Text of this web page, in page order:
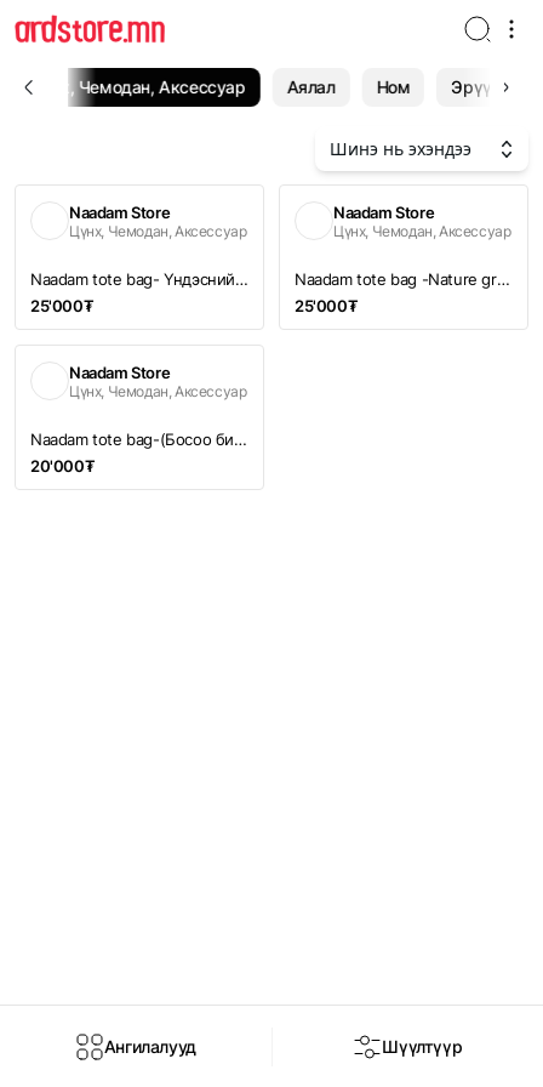
Цүнх, Чемодан, Аксессуар Аялал Ном Эрүүл
Шинэ нь эхэндээ
Naadam Store
Цүнх, Чемодан, Аксессуар
Naadam tote bag- Үндэсний их баяр наадам
25'000₮
Naadam Store
Цүнх, Чемодан, Аксессуар
Naadam tote bag -Nature grow warrior
25'000₮
Naadam Store
Цүнх, Чемодан, Аксессуар
Naadam tote bag-(Босоо бичигтэй)
20'000₮
Ангилалууд Шүүлтүүр
Чат